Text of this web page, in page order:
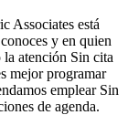
Associates está
y en quien
atención Sin cita
mejor programar
emplear Sin
de agenda.